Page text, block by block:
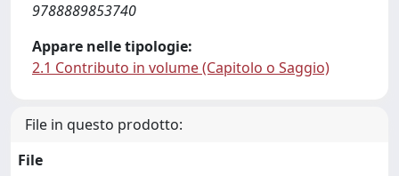
9788889853740
Appare nelle tipologie:
2.1 Contributo in volume (Capitolo o Saggio)
File in questo prodotto:
File